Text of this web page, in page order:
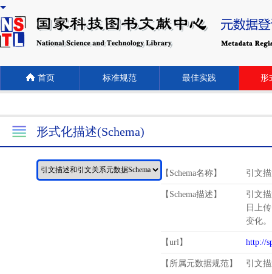
首页 标准规范 最佳实践 形
形式化描述(Schema)
【Schema名称】 引文
【Schema描述】
引文
日上
变化。
【url】 http://
【所属元数据规范】 引文